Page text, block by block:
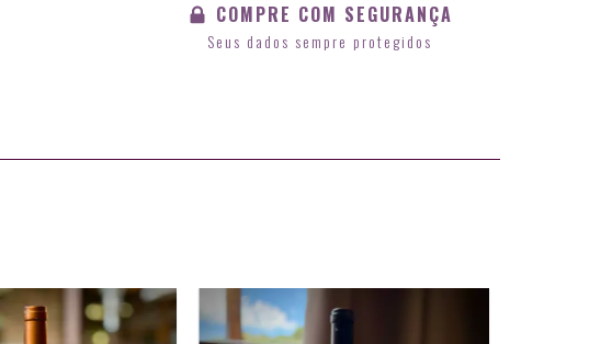
COMPRE COM SEGURANÇA
Seus dados sempre protegidos